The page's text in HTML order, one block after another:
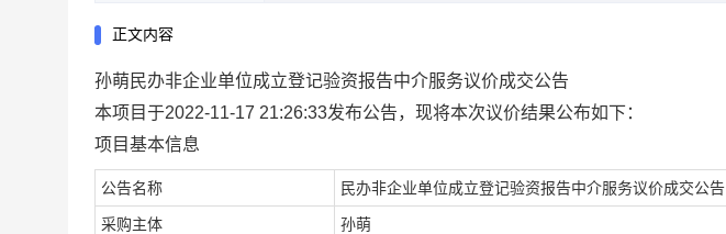
正文内容
孙萌民办非企业单位成立登记验资报告中介服务议价成交公告
本项目于2022-11-17 21:26:33发布公告，现将本次议价结果公布如下：
项目基本信息
公告名称 民办非企业单位成立登记验资报告中介服务议价成交公告
采购主体 孙萌